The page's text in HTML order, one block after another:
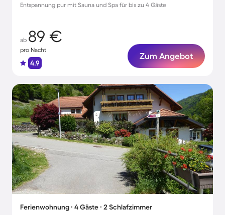
Entspannung pur mit Sauna und Spa für bis zu 4 Gäste
ab 89 €
pro Nacht
4.9
Zum Angebot
Ferienwohnung ∙ 4 Gäste ∙ 2 Schlafzimmer